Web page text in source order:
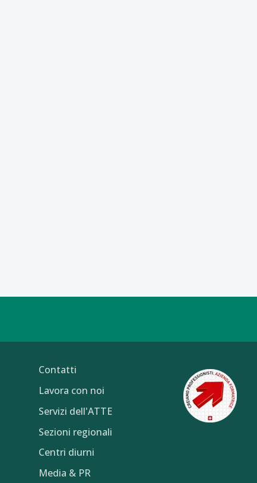
Contatti
Lavora con noi
Servizi dell'ATTE
Sezioni regionali
Centri diurni
Media & PR